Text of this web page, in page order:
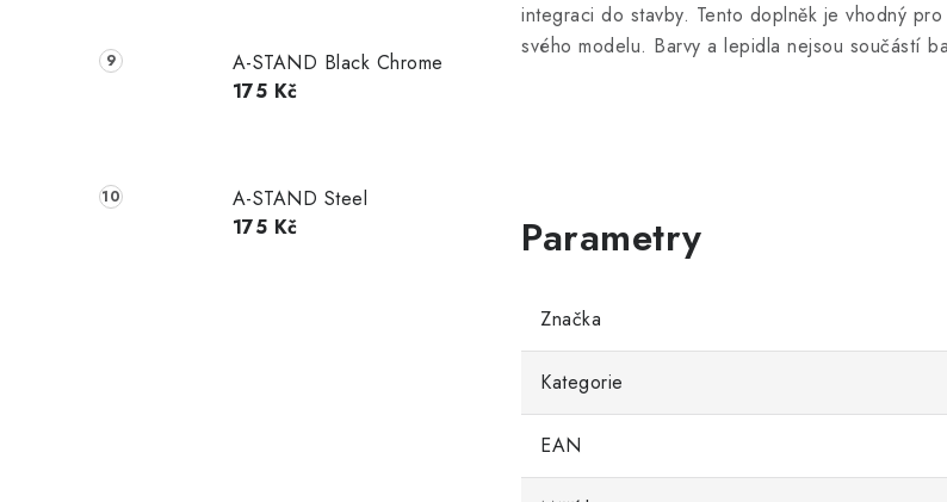
A-STAND Black Chrome
175 Kč
A-STAND Steel
175 Kč
integraci do stavby. Tento doplněk je vhodný
svého modelu. Barvy a lepidla nejsou součástí
Značka
Kategorie
EAN